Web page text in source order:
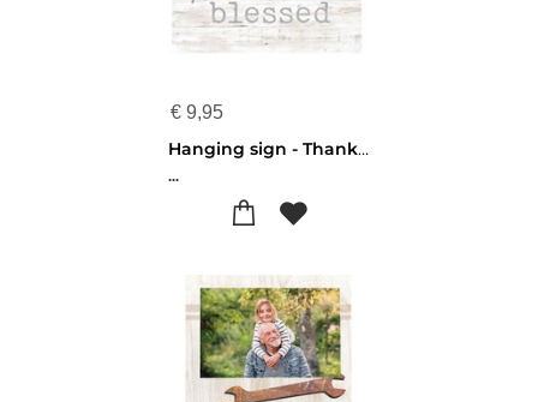
€ 9,95
Hanging sign - Thankful and blessed
...